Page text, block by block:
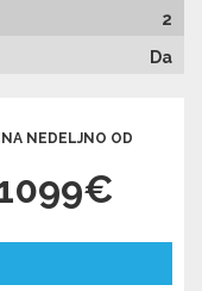
2
Da
NEDELJNO OD